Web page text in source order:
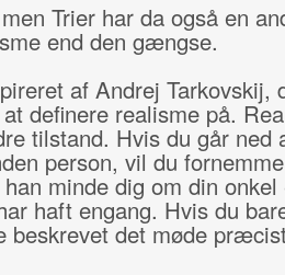
Trier har da også en
end den gængse.
af Andrej Tarkovskij,
definere realisme på.
tilstand. Hvis du går ned
person, vil du
minde dig om din
haft engang. Hvis du
beskrevet det møde